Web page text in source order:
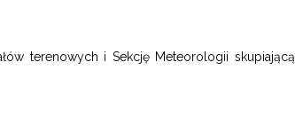
terenowych i Sekcję Meteorologii skupiającą